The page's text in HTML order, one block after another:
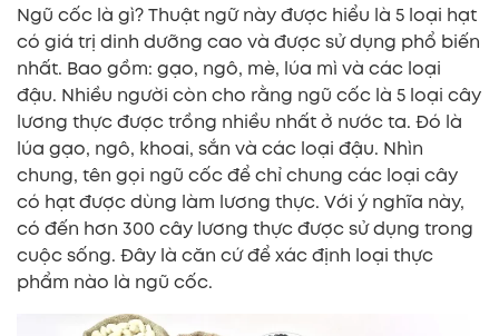
Ngũ cốc là gì? Thuật ngữ này được hiểu là 5 loại hạt
có giá trị dinh dưỡng cao và được sử dụng phổ biến
nhất. Bao gồm: gạo, ngô, mè, lúa mì và các loại
đậu. Nhiều người còn cho rằng ngũ cốc là 5 loại cây
lương thực được trồng nhiều nhất ở nước ta. Đó là
lúa gạo, ngô, khoai, sắn và các loại đậu. Nhìn
chung, tên gọi ngũ cốc để chỉ chung các loại cây
có hạt được dùng làm lương thực. Với ý nghĩa này,
có đến hơn 300 cây lương thực được sử dụng trong
cuộc sống. Đây là căn cứ để xác định loại thực
phẩm nào là ngũ cốc.